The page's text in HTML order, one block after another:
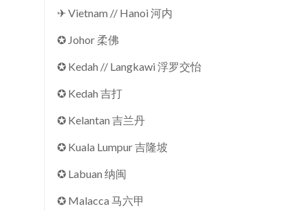
✈ Vietnam // Hanoi 河内
✪ Johor 柔佛
✪ Kedah // Langkawi 浮罗交怡
✪ Kedah 吉打
✪ Kelantan 吉兰丹
✪ Kuala Lumpur 吉隆坡
✪ Labuan 纳闽
✪ Malacca 马六甲